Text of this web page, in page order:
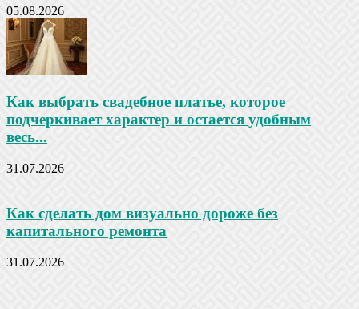
05.08.2026
Как выбрать свадебное платье, которое
подчеркивает характер и остается удобным
весь...
31.07.2026
Как сделать дом визуально дороже без
капитального ремонта
31.07.2026